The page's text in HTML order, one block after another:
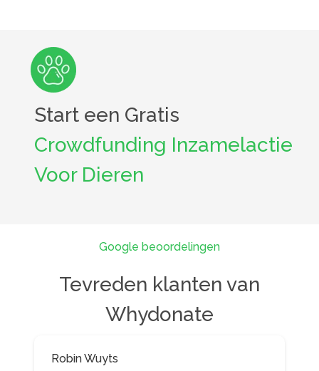
Start een Gratis
Crowdfunding Inzamelactie
Voor Dieren
Google beoordelingen
Tevreden klanten van
Whydonate
Robin Wuyts
Stijn Belt